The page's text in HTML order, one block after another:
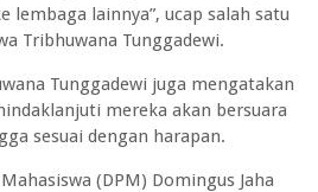
lembaga lainnya”, ucap salah satu
Tribhuwana Tunggadewi.
Tunggadewi juga mengatakan
mereka akan bersuara
sesuai dengan harapan.
(DPM) Domingus Jaha